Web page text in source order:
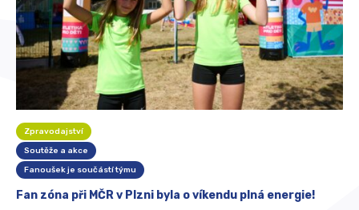
Zpravodajství
Soutěže a akce
Fanoušek je součástí týmu
Fan zóna při MČR v Plzni byla o víkendu plná energie!